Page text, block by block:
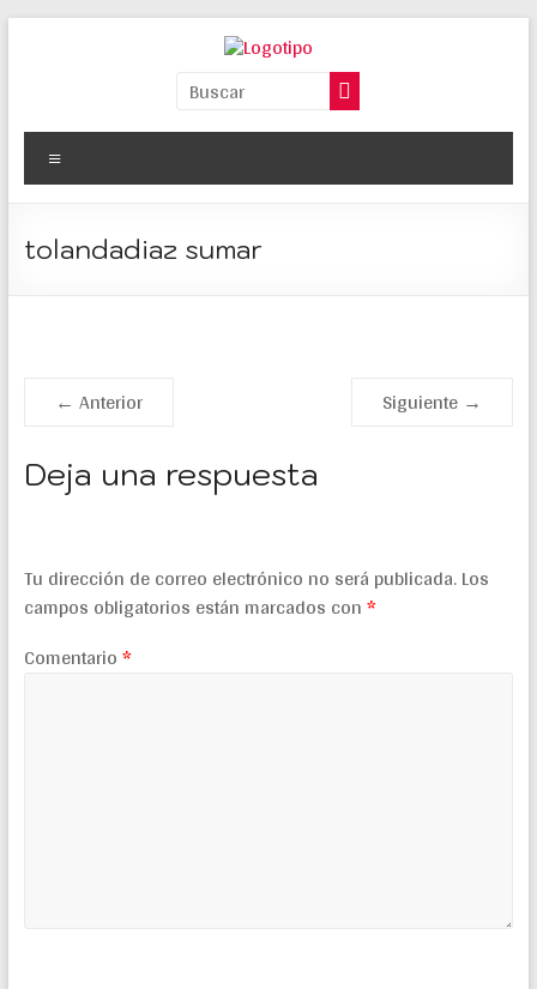
Saltar
Quintana
La
web
de
tolandadiaz sumar
← Anterior Siguiente →
Deja una respuesta
Tu dirección de correo electrónico no será publicada.Los
campos obligatorios están marcados con*
Comentario*